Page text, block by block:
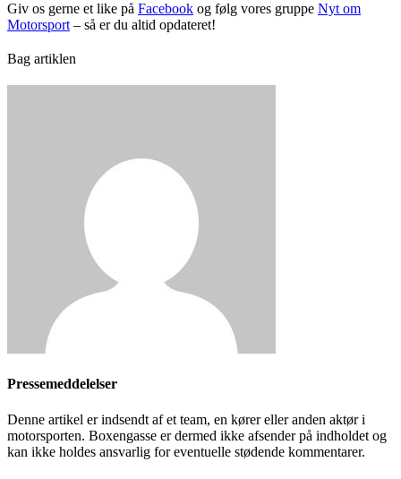
Giv os gerne et like på Facebook og følg vores gruppe Nyt om
Motorsport – så er du altid opdateret!
Bag artiklen
Pressemeddelelser
Denne artikel er indsendt af et team, en kører eller anden aktør i
motorsporten. Boxengasse er dermed ikke afsender på indholdet og
kan ikke holdes ansvarlig for eventuelle stødende kommentarer.